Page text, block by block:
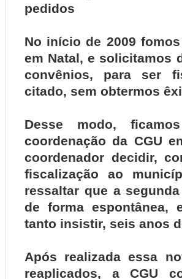
pedidos
No início de 2009
em Natal, e solicitamos
convênios, para ser
citado, sem obtermos
Desse modo,
coordenação da CGU
coordenador decidir,
fiscalização ao
ressaltar que a
de forma espontânea,
tanto insistir, seis anos
Após realizada essa
reaplicados, a CGU